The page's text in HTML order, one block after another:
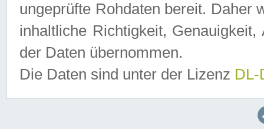
ungeprüfte Rohdaten bereit. Daher
inhaltliche Richtigkeit,
der Daten übernommen.
Die Daten sind unter der Lizenz